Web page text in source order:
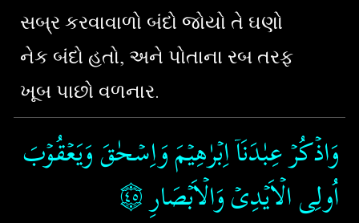
સબ્ર કરવાવાળો બંદો જોયો તે ઘણો
નેક બંદો હતો, અને પોતાના રબ તરફ
ખૂબ પાછો વળનાર.
وَاذۡكُرۡ عِبٰدَنَاۤ اِبۡرٰهِيۡمَ وَاِسۡحٰقَ وَيَعۡقُوۡبَ
اُولِى الۡاَيۡدِىۡ وَالۡاَبۡصَارِ‏‏۝٤٥